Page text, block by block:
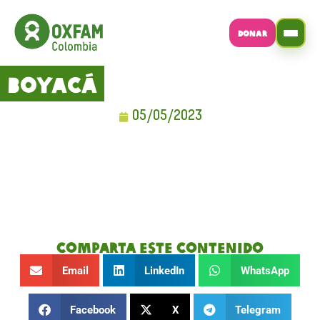
DONAR
Boyacá
05/05/2023
Comparta este contenido
Email LinkedIn WhatsApp
Facebook X Telegram